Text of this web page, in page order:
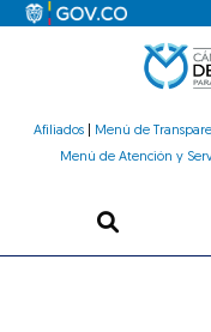
Afiliados| Menú de
Menú de Atención y